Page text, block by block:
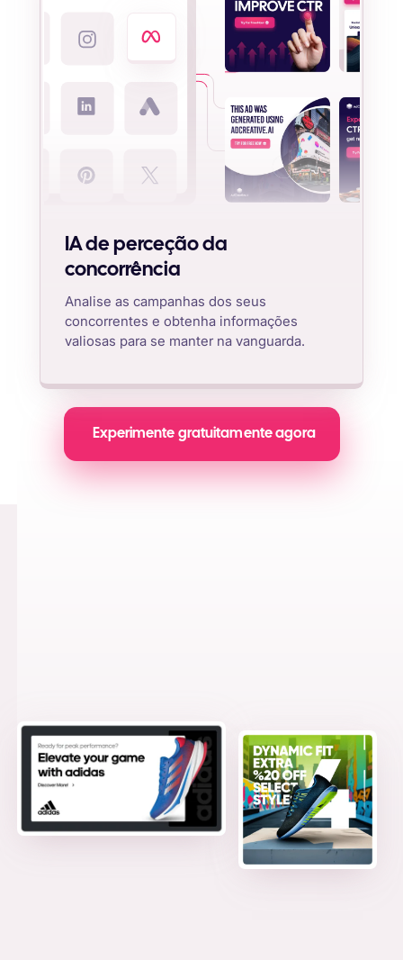
IA de perceção da
concorrência
Analise as campanhas dos seus
concorrentes e obtenha informações
valiosas para se manter na vanguarda.
Experimente gratuitamente agora